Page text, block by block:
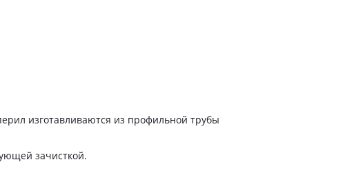
изготавливаются из профильной трубы
зачисткой.